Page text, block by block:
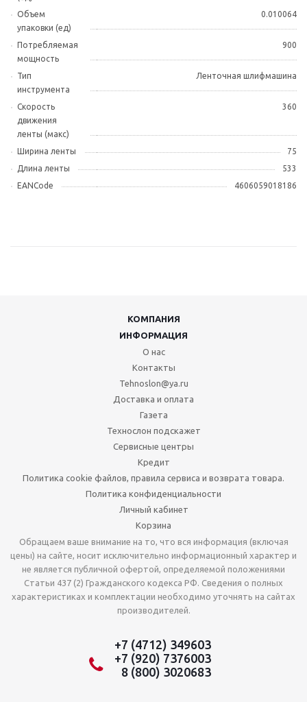
Объем
упаковки (ед)
0.010064
Потребляемая
мощность
900
Тип
инструмента
Ленточная шлифмашина
Скорость
движения
ленты (макс)
360
Ширина ленты
75
Длина ленты
533
EANCode
4606059018186
КОМПАНИЯ
ИНФОРМАЦИЯ
О нас
Контакты
Tehnoslon@ya.ru
Доставка и оплата
Газета
Технослон подскажет
Сервисные центры
Кредит
Политика cookie файлов, правила сервиса и возврата товара.
Политика конфиденциальности
Личный кабинет
Корзина
Обращаем ваше внимание на то, что вся информация (включая
цены) на сайте, носит исключительно информационный характер и
не является публичной офертой, определяемой положениями
Статьи 437 (2) Гражданского кодекса РФ. Сведения о полных
характеристиках и комплектации необходимо уточнять на сайтах
производителей.
+7 (4712) 349603
+7 (920) 7376003
8 (800) 3020683